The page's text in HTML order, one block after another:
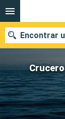
Encontrar
Fecha de